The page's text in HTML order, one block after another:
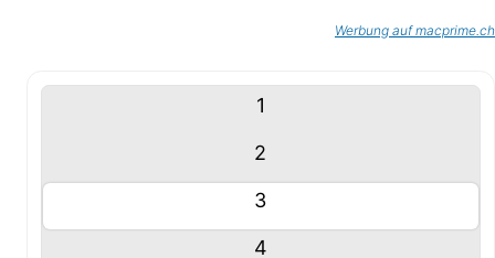
Werbung auf macprime.ch
Inhalte (Tabliste)
Tablisten-Hilfe: Benutze die Tablisten-Controls
Panel mit
1
Panel mit
2
Panel mit
3anzeigen
Panel mit
4anzeigen